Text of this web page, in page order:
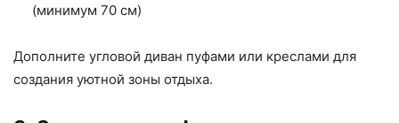
(минимум 70 см)
Дополните угловой диван пуфами или креслами для
создания уютной зоны отдыха.